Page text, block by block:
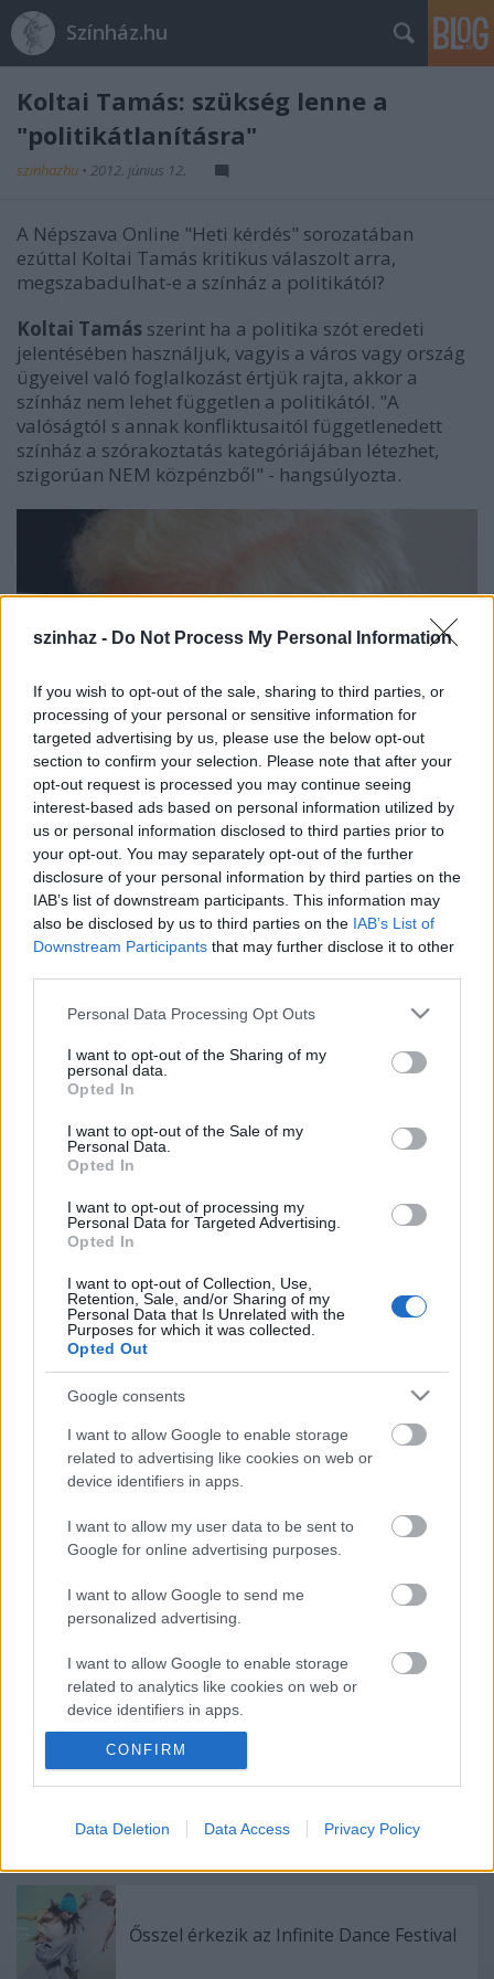
szinhaz - Do Not Process My Personal Information
If you wish to opt-out of the sale, sharing to third parties, or
processing of your personal or sensitive information for
targeted advertising by us, please use the below opt-out
section to confirm your selection. Please note that after your
opt-out request is processed you may continue seeing
interest-based ads based on personal information utilized by
us or personal information disclosed to third parties prior to
your opt-out. You may separately opt-out of the further
disclosure of your personal information by third parties on the
IAB’s list of downstream participants. This information may
also be disclosed by us to third parties on the IAB’s List of
Downstream Participants that may further disclose it to other
Please note that this website/app uses one or more Google
not limited to your visit or usage behaviour. You may click to
grant or deny consent to Google and its third-party tags to
use your data for below specified purposes in below Google
consent section.
Personal Data Processing Opt Outs
I want to opt-out of the Sharing of my
personal data.
Opted In
I want to opt-out of the Sale of my
Personal Data.
Opted In
I want to opt-out of processing my
Personal Data for Targeted Advertising.
Opted In
I want to opt-out of Collection, Use,
Retention, Sale, and/or Sharing of my
Personal Data that Is Unrelated with the
Purposes for which it was collected.
Opted Out
Google consents
I want to allow Google to enable storage
related to advertising like cookies on web or
device identifiers in apps.
I want to allow my user data to be sent to
Google for online advertising purposes.
I want to allow Google to send me
personalized advertising.
I want to allow Google to enable storage
related to analytics like cookies on web or
device identifiers in apps.
I want to allow Google to enable storage
I want to allow Google to enable storage
I want to allow Google to enable storage
related to security, including authentication
functionality and fraud prevention, and other
user protection.
CONFIRM
Data Deletion Data Access Privacy Policy
Színház.hu
Koltai Tamás: szükség lenne a
"politikátlanításra"
szinhazhu • 2012. június 12.
A Népszava Online "Heti kérdés" sorozatában
ezúttal Koltai Tamás kritikus válaszolt arra,
megszabadulhat-e a színház a politikától?
Koltai Tamás szerint ha a politika szót eredeti
jelentésében használjuk, vagyis a város vagy ország
ügyeivel való foglalkozást értjük rajta, akkor a
színház nem lehet független a politikától. "A
valóságtól s annak konfliktusaitól függetlenedett
színház a szórakoztatás kategóriájában létezhet,
szigorúan NEM közpénzből" - hangsúlyozta.
"Másfelől, ha a politikát mint önkényes eszközt
tekintjük a mindent - így a kultúrát is - maga alá
érdekeinek megfelelően befolyásolja a színházi
működés bármelyik szegmensét (finanszírozás,
stb.), s ennek gyakorlati következményei vannak
egyesek javára, mások kárára, az elfogadhatatlan" -
hangsúlyozta a kritikus.
Hozzátette, Magyarországon jelenleg "határozottan
ebbe az irányba mennek a dolgok, azzal súlyosbítva,
hogy van olyan szakmai képviselet, amely az ilyen
típusú politika szolgálatába állt bizonyos előnyök
megszerzése érdekében. Ebben az értelemben nagy
szükség lenne a "politikátlanításra", a közös
fellépésre a szakmai egyeztetéseket megkerülő,
egyes szervezeteket helyzetbe hozó, másokat
negligáló döntésekkel szemben" - mondta
Koltai
Forrás:Népszava Online
Ajánlott bejegyzések:
Augusztusban jön az év legvidámabb
hete
Akárki a Dóm téren
Ősszel érkezik az Infinite Dance Festival